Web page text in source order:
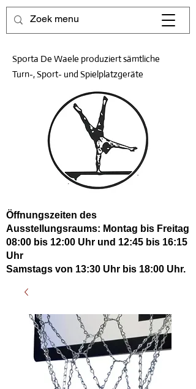
Sporta De Waele produziert sämtliche
Turn-, Sport- und Spielplatzgeräte
Öffnungszeiten des
Ausstellungsraums: Montag bis Freitag
08:00 bis 12:00 Uhr und 12:45 bis 16:15
Uhr
Samstags von 13:30 Uhr bis 18:00 Uhr.